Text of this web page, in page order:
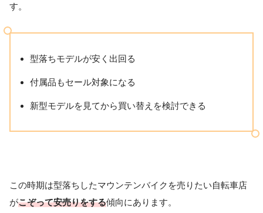
す。
型落ちモデルが安く出回る
付属品もセール対象になる
新型モデルを見てから買い替えを検討できる
この時期は型落ちしたマウンテンバイクを売りたい自転車店
がこぞって安売りをする傾向にあります。